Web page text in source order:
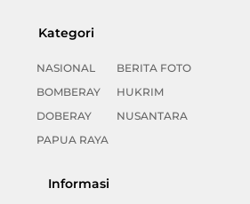
Kategori
NASIONAL
BOMBERAY
DOBERAY
PAPUA RAYA
BERITA FOTO
HUKRIM
NUSANTARA
Informasi